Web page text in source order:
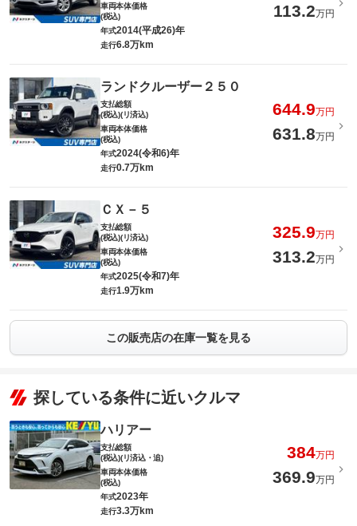
車両本体価格
(税込)
113.2万円
年式2014(平成26)年
走行6.8万km
ランドクルーザー２５０
支払総額
(税込)(リ済込)
644.9万円
車両本体価格
(税込)
631.8万円
年式2024(令和6)年
走行0.7万km
ＣＸ－５
支払総額
(税込)(リ済込)
325.9万円
車両本体価格
(税込)
313.2万円
年式2025(令和7)年
走行1.9万km
この販売店の在庫一覧を見る
探している条件に近いクルマ
ハリアー
支払総額
(税込)(リ済込・追)
384万円
車両本体価格
(税込)
369.9万円
年式2023年
走行3.3万km